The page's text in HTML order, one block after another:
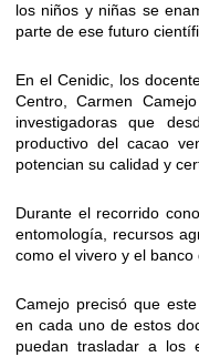
los niños y niñas se
parte de ese futuro
En el Cenidic, los
Centro, Carmen
investigadoras que
productivo del cacao
potencian su calidad y
Durante el recorrido
entomología, recursos
como el vivero y el banco
Camejo precisó que
en cada uno de estos
puedan trasladar a los